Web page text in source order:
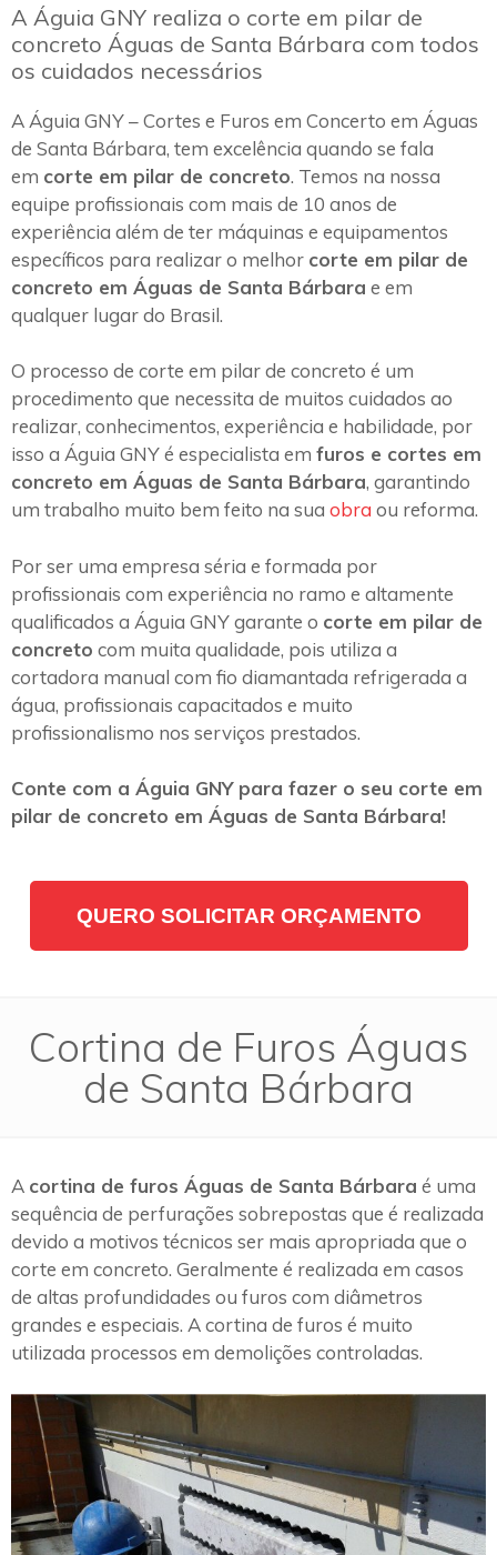
A Águia GNY realiza o corte em pilar de
concreto Águas de Santa Bárbara com todos
os cuidados necessários
A Águia GNY – Cortes e Furos em Concerto em Águas
de Santa Bárbara, tem excelência quando se fala
em corte em pilar de concreto. Temos na nossa
equipe profissionais com mais de 10 anos de
experiência além de ter máquinas e equipamentos
específicos para realizar o melhor corte em pilar de
concreto em Águas de Santa Bárbara e em
qualquer lugar do Brasil.
O processo de corte em pilar de concreto é um
procedimento que necessita de muitos cuidados ao
realizar, conhecimentos, experiência e habilidade, por
isso a Águia GNY é especialista em furos e cortes em
concreto em Águas de Santa Bárbara, garantindo
um trabalho muito bem feito na sua obra ou reforma.
Por ser uma empresa séria e formada por
profissionais com experiência no ramo e altamente
qualificados a Águia GNY garante o corte em pilar de
concreto com muita qualidade, pois utiliza a
cortadora manual com fio diamantada refrigerada a
água, profissionais capacitados e muito
profissionalismo nos serviços prestados.
Conte com a Águia GNY para fazer o seu corte em
pilar de concreto em Águas de Santa Bárbara!
QUERO SOLICITAR ORÇAMENTO
Cortina de Furos Águas
de Santa Bárbara
A cortina de furos Águas de Santa Bárbara é uma
sequência de perfurações sobrepostas que é realizada
devido a motivos técnicos ser mais apropriada que o
corte em concreto. Geralmente é realizada em casos
de altas profundidades ou furos com diâmetros
grandes e especiais. A cortina de furos é muito
utilizada processos em demolições controladas.